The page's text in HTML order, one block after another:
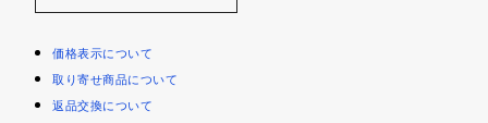
価格表示について
取り寄せ商品について
返品交換について